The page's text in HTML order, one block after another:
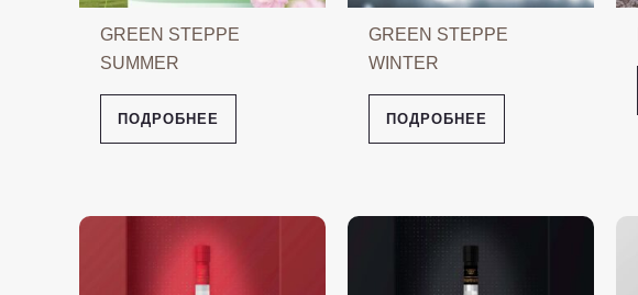
GREEN STEPPE
SUMMER
ПОДРОБНЕЕ
GREEN STEPPE
WINTER
ПОДРОБНЕЕ